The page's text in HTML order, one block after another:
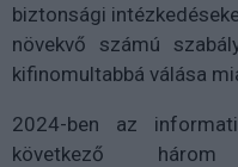
biztonsági
növekvő számú
kifinomultabbá válása
2024-ben az
következő